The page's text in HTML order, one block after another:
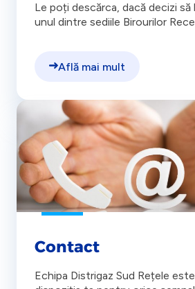
Le poți descărca, dacă decizi să
unul dintre sediile Birourilor
Află mai mult
Contact
Echipa Distrigaz Sud Rețele